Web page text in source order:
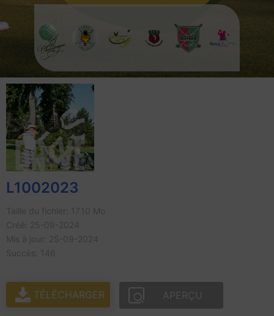
L1002023
TÉLÉCHARGER APERÇU